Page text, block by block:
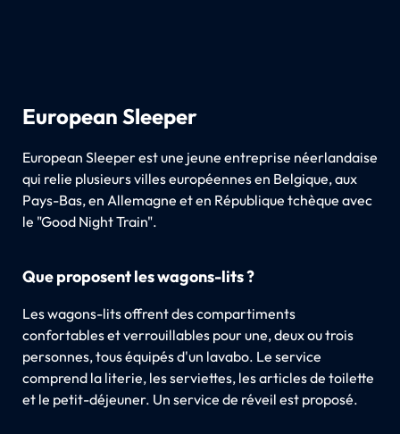
European Sleeper
European Sleeper est une jeune entreprise néerlandaise
qui relie plusieurs villes européennes en Belgique, aux
Pays-Bas, en Allemagne et en République tchèque avec
le "Good Night Train".
Que proposent les wagons-lits ?
Les wagons-lits offrent des compartiments
confortables et verrouillables pour une, deux ou trois
personnes, tous équipés d'un lavabo. Le service
comprend la literie, les serviettes, les articles de toilette
et le petit-déjeuner. Un service de réveil est proposé.